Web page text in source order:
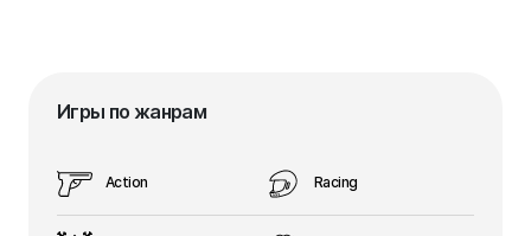
Игры по жанрам
Action Racing